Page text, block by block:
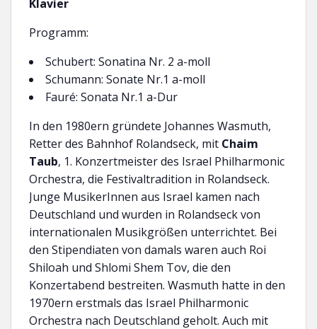
Klavier
Programm:
Schubert: Sonatina Nr. 2 a-moll
Schumann: Sonate Nr.1 a-moll
Fauré: Sonata Nr.1 a-Dur
In den 1980ern gründete Johannes Wasmuth,
Retter des Bahnhof Rolandseck, mit Chaim
Taub, 1. Konzertmeister des Israel Philharmonic
Orchestra, die Festivaltradition in Rolandseck.
Junge MusikerInnen aus Israel kamen nach
Deutschland und wurden in Rolandseck von
internationalen Musikgrößen unterrichtet. Bei
den Stipendiaten von damals waren auch Roi
Shiloah und Shlomi Shem Tov, die den
Konzertabend bestreiten. Wasmuth hatte in den
1970ern erstmals das Israel Philharmonic
Orchestra nach Deutschland geholt. Auch mit